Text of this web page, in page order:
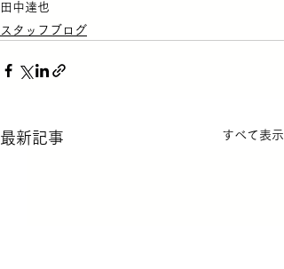
田中達也
スタッフブログ
最新記事 すべて表示